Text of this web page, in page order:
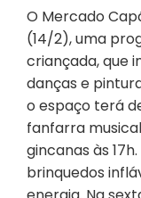
O Mercado
(14/2), uma
criançada, que
danças e
o espaço terá
fanfarra
gincanas às
brinquedos